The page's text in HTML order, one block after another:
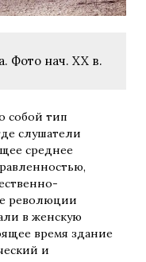
Фото нач. XX в.
собой тип
слушатели
среднее
революции
в женскую
время здание
и